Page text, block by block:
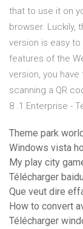
that to use it on
browser. Luckily,
version is easy to
features of the
version, you
scanning a QR
8 .1 Enterprise -
Theme park
Windows vista
My play city
Télécharger
Que veut dire
How to convert
Télécharger